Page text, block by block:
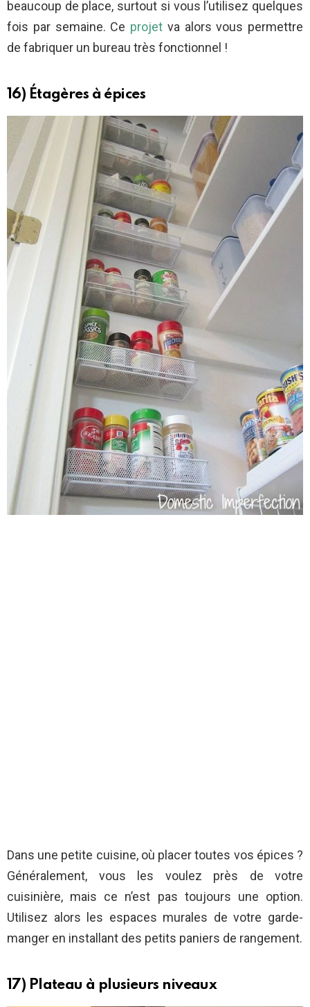
beaucoup de place, surtout si vous l’utilisez quelques
fois par semaine. Ce projet va alors vous permettre
de fabriquer un bureau très fonctionnel !
16) Étagères à épices
Dans une petite cuisine, où placer toutes vos épices ?
Généralement, vous les voulez près de votre
cuisinière, mais ce n’est pas toujours une option.
Utilisez alors les espaces murales de votre garde-
manger en installant des petits paniers de rangement.
17) Plateau à plusieurs niveaux